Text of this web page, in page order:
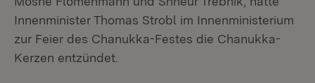
Innenminister Thomas Strobl im Innenministerium
zur Feier des Chanukka-Festes die Chanukka-
Kerzen entzündet.